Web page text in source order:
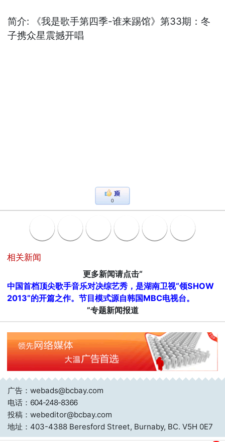
简介: 《我是歌手第四季-谁来踢馆》第33期：冬
子携众星震撼开唱
0
相关新闻
更多新闻请点击“
中国首档顶尖歌手音乐对决综艺秀，是湖南卫视“领SHOW
2013”的开篇之作。节目模式源自韩国MBC电视台。
”专题新闻报道
广告：webads@bcbay.com
电话： 604-248-8366
投稿：webeditor@bcbay.com
地址：403-4388 Beresford Street, Burnaby, BC. V5H 0E7